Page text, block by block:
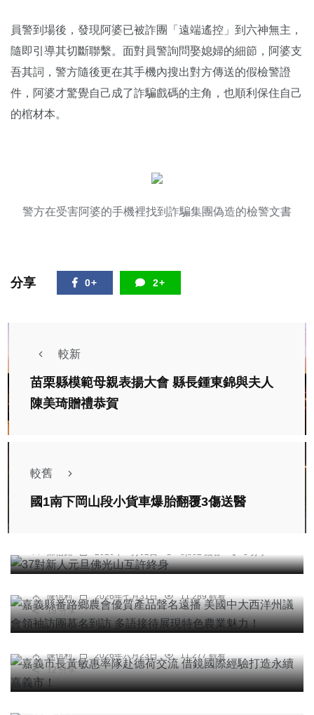
員警到場後，發現阿婆已被詐團「遠端遙控」到六神無主，
隨即引導其切斷聯繫。面對員警詢問娶媳婦的細節，阿婆支
吾其詞，警方隨後更在其手機內搜出對方傳送的假檢警證
件，阿婆才驚覺自己成了詐騙戲碼的主角，也順利保住自己
的棺材本。
警方在受害阿婆的手機裡找到詐騙集團偽造的檢警文書
分享 0+ 2+
較新
苗栗縣模範母親表揚大會 縣長鍾東錦與夫人
陳美琦贈禮恭賀
較舊
國1南下岡山段小貨車爆胎翻覆3傷送醫
陳信銘 2026年一月02日 8,882 觀看 3 分享
州議會領袖訪團慕名到訪 多語接待展現特色農業魅
陳信利 2026年七月31日
11,289 觀看
18 分享
綜合新聞
嘉義市長黃敏惠率隊赴德荷交流 借鏡國際經驗打造
陳信利 2026年六月23日
11,277 觀看
12 分享
社會
F-16戰鬥機花蓮外海失事｜飛行員跳傘逃生，軍方